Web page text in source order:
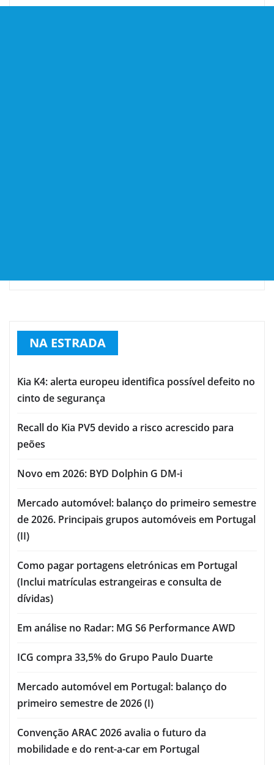
NA ESTRADA
Kia K4: alerta europeu identifica possível defeito no
cinto de segurança
Recall do Kia PV5 devido a risco acrescido para
peões
Novo em 2026: BYD Dolphin G DM-i
Mercado automóvel: balanço do primeiro semestre
de 2026. Principais grupos automóveis em Portugal
(II)
Como pagar portagens eletrónicas em Portugal
(Inclui matrículas estrangeiras e consulta de
dívidas)
Em análise no Radar: MG S6 Performance AWD
ICG compra 33,5% do Grupo Paulo Duarte
Mercado automóvel em Portugal: balanço do
primeiro semestre de 2026 (I)
Convenção ARAC 2026 avalia o futuro da
mobilidade e do rent-a-car em Portugal